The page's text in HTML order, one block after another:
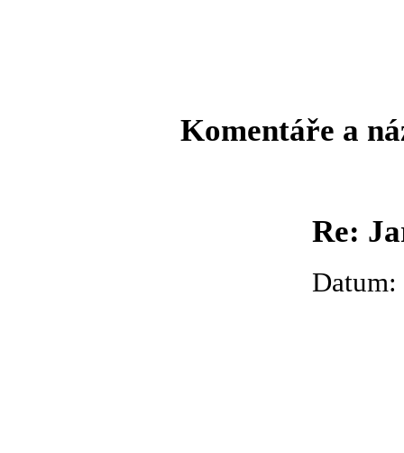
Komentáře a
Re: